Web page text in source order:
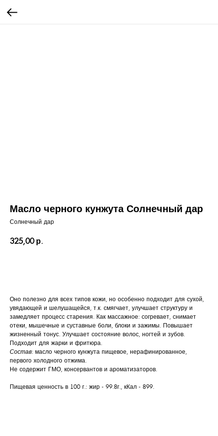
Масло черного кунжута Солнечный дар
Солнечный дар
325,00 р.
Оно полезно для всех типов кожи, но особенно подходит для сухой,
увядающей и шелушащейся, т.к. смягчает, улучшает структуру и
замедляет процесс старения. Как массажное: согревает, снимает
отеки, мышечные и суставные боли, блоки и зажимы. Повышает
жизненный тонус. Улучшает состояние волос, ногтей и зубов.
Подходит для жарки и фритюра.
Состав: масло черного кунжута пищевое, нерафинированное,
первого холодного отжима.
Не содержит ГМО, консервантов и ароматизаторов.
Пищевая ценность в 100 г.: жир - 99.8г., кКал - 899.